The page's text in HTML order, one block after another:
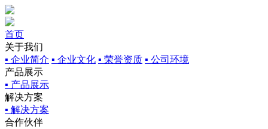
首页
关于我们
▪ 企业简介 ▪ 企业文化 ▪ 荣誉资质 ▪ 公司环境
产品展示
▪ 产品展示
解决方案
▪ 解决方案
合作伙伴